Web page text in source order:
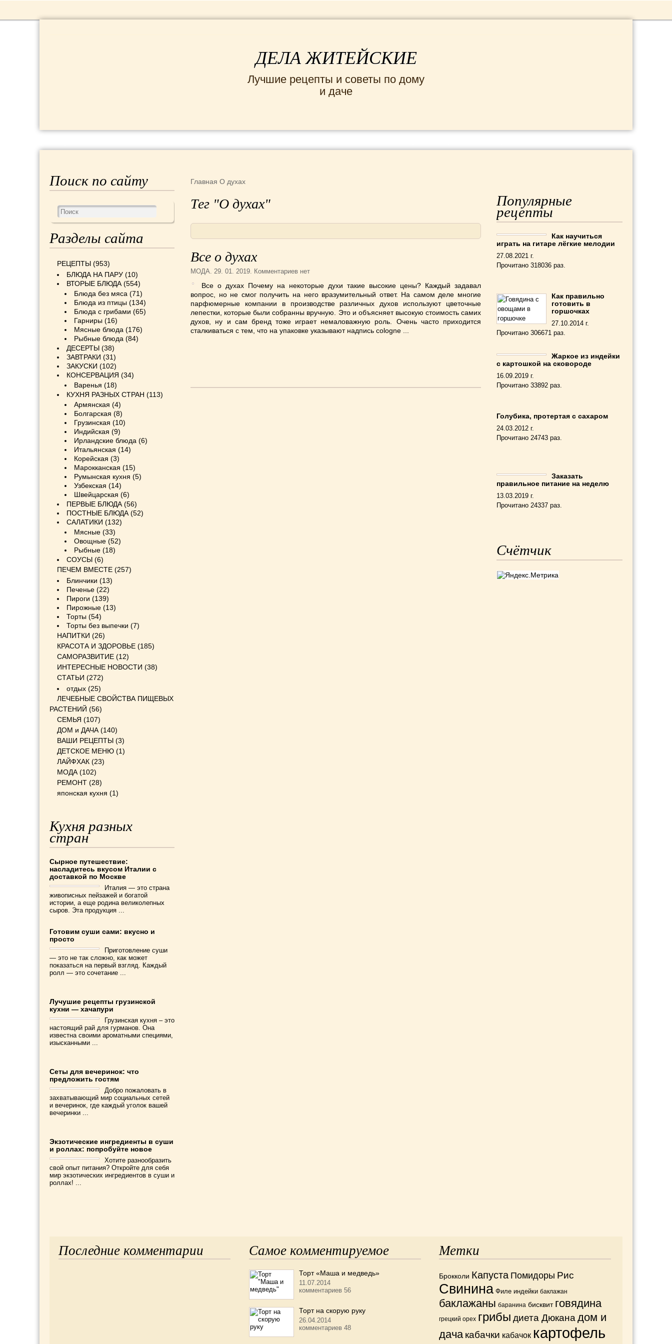
ДЕЛА ЖИТЕЙСКИЕ
Лучшие рецепты и советы по дому
и даче
Главная О духах
Тег "О духах"
Все о духах
МОДА. 29. 01. 2019. Комментариев нет
Все о духах Почему на некоторые духи такие высокие цены? Каждый задавал
вопрос, но не смог получить на него вразумительный ответ. На самом деле многие
парфюмерные компании в производстве различных духов используют цветочные
лепестки, которые были собранны вручную. Это и объясняет высокую стоимость самих
духов, ну и сам бренд тоже играет немаловажную роль. Очень часто приходится
сталкиваться с тем, что на упаковке указывают надпись cologne ...
Поиск по сайту
Разделы сайта
РЕЦЕПТЫ (953)
БЛЮДА НА ПАРУ (10)
ВТОРЫЕ БЛЮДА (554)
Блюда без мяса (71)
Блюда из птицы (134)
Блюда с грибами (65)
Гарниры (16)
Мясные блюда (176)
Рыбные блюда (84)
ДЕСЕРТЫ (38)
ЗАВТРАКИ (31)
ЗАКУСКИ (102)
КОНСЕРВАЦИЯ (34)
Варенья (18)
КУХНЯ РАЗНЫХ СТРАН (113)
Армянская (4)
Болгарская (8)
Грузинская (10)
Индийская (9)
Ирландские блюда (6)
Итальянская (14)
Корейская (3)
Марокканская (15)
Румынская кухня (5)
Узбекская (14)
Швейцарская (6)
ПЕРВЫЕ БЛЮДА (56)
ПОСТНЫЕ БЛЮДА (52)
САЛАТИКИ (132)
Мясные (33)
Овощные (52)
Рыбные (18)
СОУСЫ (6)
ПЕЧЕМ ВМЕСТЕ (257)
Блинчики (13)
Печенье (22)
Пироги (139)
Пирожные (13)
Торты (54)
Торты без выпечки (7)
НАПИТКИ (26)
КРАСОТА И ЗДОРОВЬЕ (185)
САМОРАЗВИТИЕ (12)
ИНТЕРЕСНЫЕ НОВОСТИ (38)
СТАТЬИ (272)
отдых (25)
ЛЕЧЕБНЫЕ СВОЙСТВА ПИЩЕВЫХ
РАСТЕНИЙ (56)
СЕМЬЯ (107)
ДОМ и ДАЧА (140)
ВАШИ РЕЦЕПТЫ (3)
ДЕТСКОЕ МЕНЮ (1)
ЛАЙФХАК (23)
МОДА (102)
РЕМОНТ (28)
японская кухня (1)
Кухня разных
стран
Сырное путешествие:
насладитесь вкусом Италии с
доставкой по Москве
Италия — это страна
живописных пейзажей и богатой
истории, а еще родина великолепных
сыров. Эта продукция ...
Готовим суши сами: вкусно и
просто
Приготовление суши
— это не так сложно, как может
показаться на первый взгляд. Каждый
ролл — это сочетание ...
Лучушие рецепты грузинской
кухни — хачапури
Грузинская кухня – это
настоящий рай для гурманов. Она
известна своими ароматными специями,
изысканными ...
Сеты для вечеринок: что
предложить гостям
Добро пожаловать в
захватывающий мир социальных сетей
и вечеринок, где каждый уголок вашей
вечеринки ...
Экзотические ингредиенты в суши
и роллах: попробуйте новое
Хотите разнообразить
свой опыт питания? Откройте для себя
мир экзотических ингредиентов в суши и
роллах! ...
Популярные
рецепты
Как научиться
играть на гитаре лёгкие мелодии
27.08.2021 г.
Прочитано 318036 раз.
Как правильно
готовить в
горшочках
27.10.2014 г.
Прочитано 306671 раз.
Жаркое из индейки
с картошкой на сковороде
16.09.2019 г.
Прочитано 33892 раз.
Голубика, протертая с сахаром
24.03.2012 г.
Прочитано 24743 раз.
Заказать
правильное питание на неделю
13.03.2019 г.
Прочитано 24337 раз.
Счётчик
Последние комментарии Самое комментируемое
Торт «Маша и медведь»
11.07.2014
комментариев 56
Торт на скорую руку
26.04.2014
комментариев 48
Метки
Брокколи Капуста Помидоры Рис
Свинина Филе индейки баклажан
баклажаны баранина бисквит говядина
грецкий орех грибы диета Дюкана дом и
дача кабачки кабачок картофель